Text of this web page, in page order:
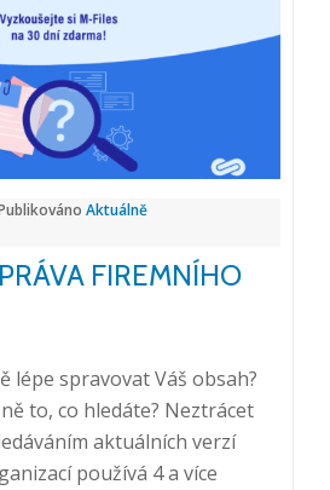
jaké
akce
se
můžete
těšit
v
prvním
2024?
Aktuálně
FIREMNÍHO
lépe spravovat Váš obsah?
to, co hledáte? Neztrácet
aktuálních verzí
používá 4 a více